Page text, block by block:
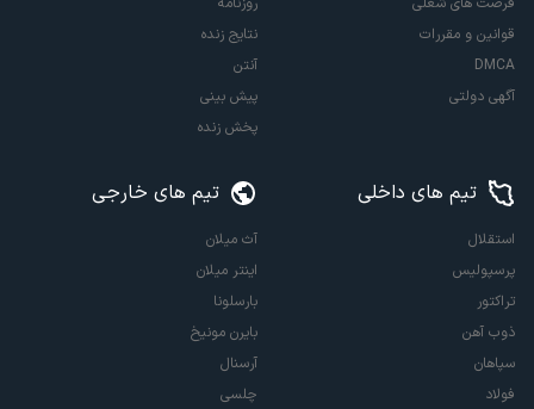
قوانین و مقررات
DMCA
آگهی دولتی
نتایج زنده
آنتن
پیش بینی
پخش زنده
تیم های داخلی
استقلال
پرسپولیس
تراکتور
ذوب آهن
سپاهان
فولاد
تیم های خارجی
آث میلان
اینتر میلان
بارسلونا
بایرن مونیخ
آرسنال
چلسی